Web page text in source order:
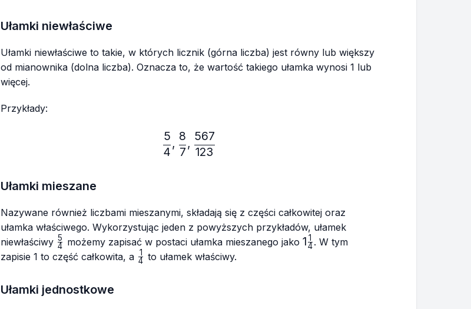
Ułamki niewłaściwe
Ułamki niewłaściwe to takie, w których licznik (górna liczba) jest równy lub większy
od mianownika (dolna liczba). Oznacza to, że wartość takiego ułamka wynosi 1 lub
więcej.
Przykłady:
\frac{5}{4}, \frac{8}{7}, \frac{567}{123}
4
5
,
7
8
,
123
567
Ułamki mieszane
Nazywane również liczbami mieszanymi, składają się z części całkowitej oraz
ułamka właściwego. Wykorzystując jeden z powyższych przykładów, ułamek
niewłaściwy \frac{5}
{4}
4
5 możemy zapisać w postaci ułamka mieszanego jako 1\frac{1}
14
1 . W tym
zapisie 1 to część całkowita, a \frac{1}
4
1 to ułamek właściwy.
Ułamki jednostkowe